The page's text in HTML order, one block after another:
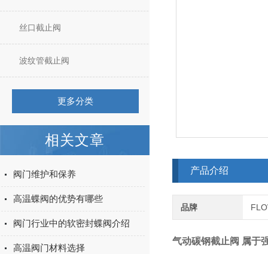
丝口截止阀
波纹管截止阀
更多分类
相关文章
阀门维护和保养
高温蝶阀的优势有哪些
阀门行业中的软密封蝶阀介绍
高温阀门材料选择
产品介绍
品牌
气动碳钢截止阀 属于